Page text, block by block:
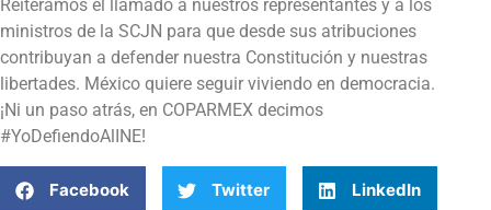
Reiteramos el llamado a nuestros representantes y a los
ministros de la SCJN para que desde sus atribuciones
contribuyan a defender nuestra Constitución y nuestras
libertades. México quiere seguir viviendo en democracia.
¡Ni un paso atrás, en COPARMEX decimos
#YoDefiendoAlINE!
Facebook Twitter LinkedIn